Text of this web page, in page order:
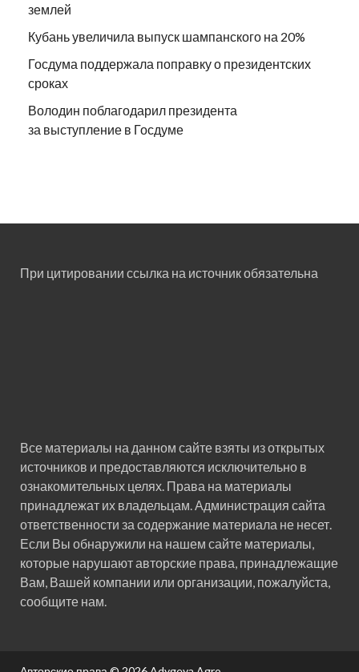
землей
Кубань увеличила выпуск шампанского на 20%
Госдума поддержала поправку о президентских
сроках
Володин поблагодарил президента
за выступление в Госдуме
При цитировании ссылка на источник обязательна
Все материалы на данном сайте взяты из открытых
источников и предоставляются исключительно в
ознакомительных целях. Права на материалы
принадлежат их владельцам. Администрация сайта
ответственности за содержание материала не несет.
Если Вы обнаружили на нашем сайте материалы,
которые нарушают авторские права, принадлежащие
Вам, Вашей компании или организации, пожалуйста,
сообщите нам.